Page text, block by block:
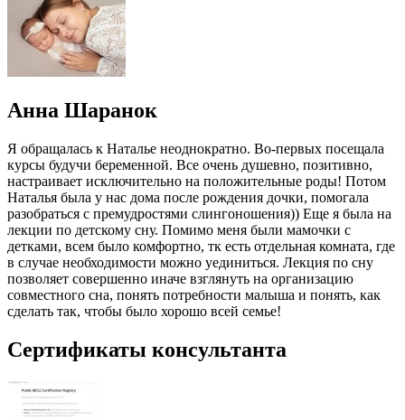
Анна Шаранок
Я обращалась к Наталье неоднократно. Во-первых посещала
курсы будучи беременной. Все очень душевно, позитивно,
настраивает исключительно на положительные роды! Потом
Наталья была у нас дома после рождения дочки, помогала
разобраться с премудростями слингоношения)) Еще я была на
лекции по детскому сну. Помимо меня были мамочки с
детками, всем было комфортно, тк есть отдельная комната, где
в случае необходимости можно уединиться. Лекция по сну
позволяет совершенно иначе взглянуть на организацию
совместного сна, понять потребности малыша и понять, как
сделать так, чтобы было хорошо всей семье!
Сертификаты консультанта